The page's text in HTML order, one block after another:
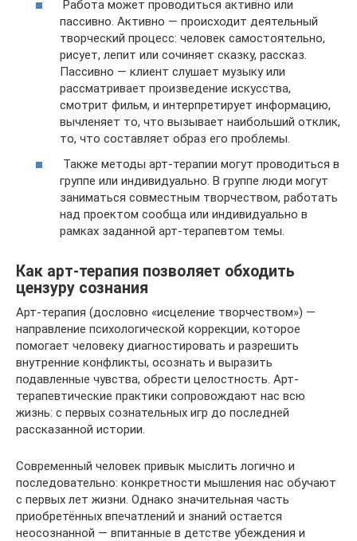
Работа может проводиться активно или
пассивно. Активно — происходит деятельный
творческий процесс: человек самостоятельно,
рисует, лепит или сочиняет сказку, рассказ.
Пассивно — клиент слушает музыку или
рассматривает произведение искусства,
смотрит фильм, и интерпретирует информацию,
вычленяет то, что вызывает наибольший отклик,
то, что составляет образ его проблемы.
Также методы арт-терапии могут проводиться в
группе или индивидуально. В группе люди могут
заниматься совместным творчеством, работать
над проектом сообща или индивидуально в
рамках заданной арт-терапевтом темы.
Как арт-терапия позволяет обходить
цензуру сознания
Арт-терапия (дословно «исцеление творчеством») —
направление психологической коррекции, которое
помогает человеку диагностировать и разрешить
внутренние конфликты, осознать и выразить
подавленные чувства, обрести целостность. Арт-
терапевтические практики сопровождают нас всю
жизнь: с первых сознательных игр до последней
рассказанной истории.
Современный человек привык мыслить логично и
последовательно: конкретности мышления нас обучают
с первых лет жизни. Однако значительная часть
приобретённых впечатлений и знаний остается
неосознанной — впитанные в детстве убеждения и